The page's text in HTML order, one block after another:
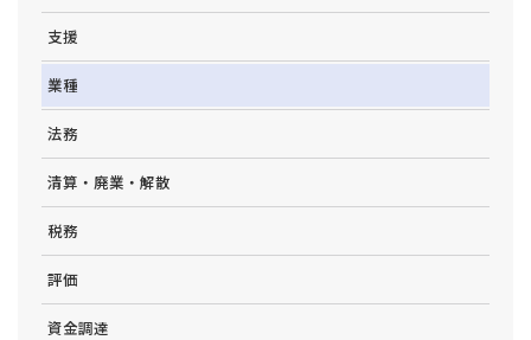
支援
業種
法務
清算・廃業・解散
税務
評価
資金調達